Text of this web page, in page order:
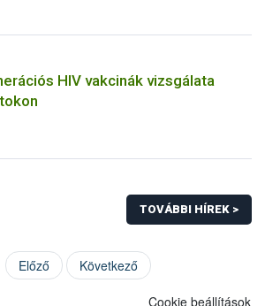
HIV vakcinák vizsgálata
TOVÁBBI HÍREK >
Előző Következő
Cookie beállítások